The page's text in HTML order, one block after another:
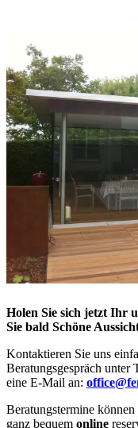
Holen Sie sich jetzt Ihr
Sie bald Schöne
Kontaktieren Sie uns
Beratungsgespräch unter
eine E-Mail an:
Beratungstermine
ganz bequem online